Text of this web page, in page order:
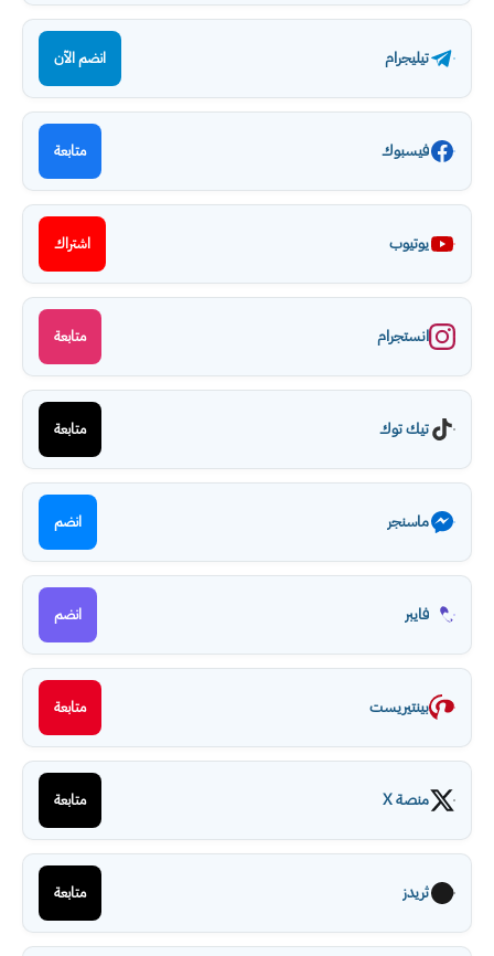
تيليجرام انضم الآن
فيسبوك متابعة
يوتيوب اشتراك
انستجرام متابعة
تيك توك متابعة
ماسنجر انضم
فايبر انضم
بينتيريست متابعة
منصة X متابعة
ثريدز متابعة